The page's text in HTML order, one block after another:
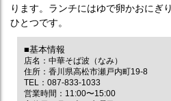
ります。ランチにはゆで卵かおにぎ
ひとつです。
■基本情報
店名：中華そば波（なみ）
住所：香川県高松市瀬戸内町19-8
TEL：087-833-1033
営業時間：11:00〜15:00